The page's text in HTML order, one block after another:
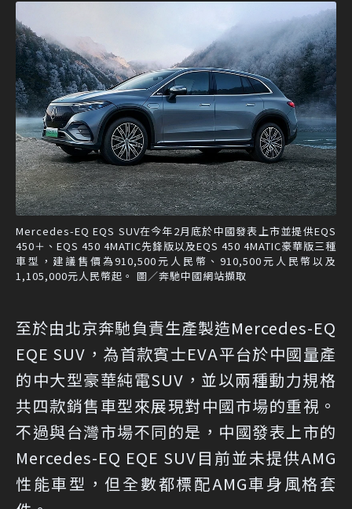
Mercedes-EQ EQS SUV在今年2月底於中國發表上市並提供EQS
450＋、EQS 450 4MATIC先鋒版以及EQS 450 4MATIC豪華版三種
車型，建議售價為910,500元人民幣、910,500元人民幣以及
1,105,000元人民幣起。 圖／奔馳中國網站擷取
至於由北京奔馳負責生產製造Mercedes-EQ
EQE SUV，為首款賓士EVA平台於中國量產
的中大型豪華純電SUV，並以兩種動力規格
共四款銷售車型來展現對中國市場的重視。
不過與台灣市場不同的是，中國發表上市的
Mercedes-EQ EQE SUV目前並未提供AMG
性能車型，但全數都標配AMG車身風格套